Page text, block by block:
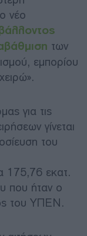
νέο
των
εμπορίου
για τις
γίνεται
του
175,76 εκατ.
που ήταν ο
του ΥΠΕΝ.